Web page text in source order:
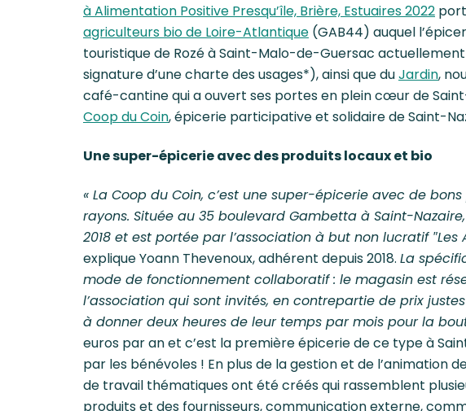
à Alimentation Positive Presqu’île, Brière, Estuaires 2022
agriculteurs bio de Loire-Atlantique (GAB44) auquel
touristique de Rozé à Saint-Malo-de-Guersac
signature d’une charte des usages*), ainsi que duJardin,
café-cantine qui a ouvert ses portes en plein cœur de
Coop du Coin, épicerie participative et solidaire de Saint-
Une super-épicerie avec des produits locaux et bio
« La Coop du Coin, c’est une super-épicerie avec de
rayons. Située au 35 boulevard Gambetta à Saint-
2018 et est portée par l’association à but non lucratif ″Les
explique Yoann Thevenoux, adhérent depuis 2018. La
mode de fonctionnement collaboratif : le magasin est
l’association qui sont invités, en contrepartie de prix
à donner deux heures de leur temps par mois pour la
euros par an et c’est la première épicerie de ce type à
par les bénévoles ! En plus de la gestion et de l’animation
de travail thématiques ont été créés qui rassemblent
produits et des fournisseurs, communication externe,